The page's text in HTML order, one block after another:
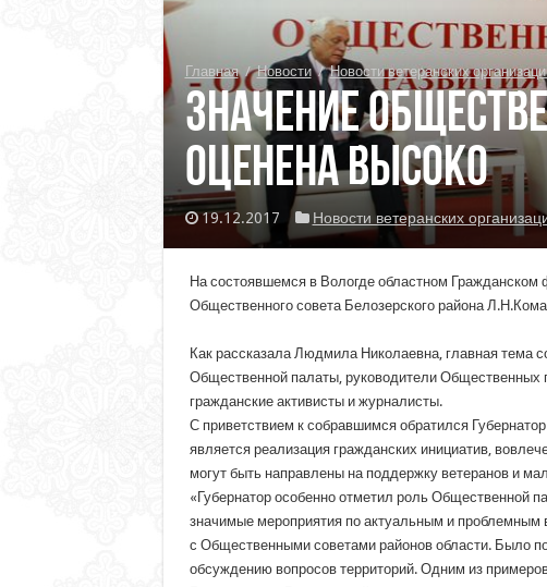
Главная / Новости / Новости ветеранских
Значение
оценена высоко
19.12.2017 Новости ветеранских
На состоявшемся в Вологде областном
Общественного совета Белозерского района
Как рассказала Людмила Николаевна, главная тема
Общественной палаты, руководители Общественных
гражданские активисты и журналисты.
С приветствием к собравшимся обратился
является реализация гражданских инициатив,
могут быть направлены на поддержку ветеранов и
«Губернатор особенно отметил роль Общественной
значимые мероприятия по актуальным и
с Общественными советами районов области. Было
обсуждению вопросов территорий. Одним из